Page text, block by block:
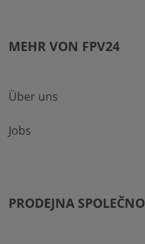
MEHR VON FPV24
Über uns
Jobs
PRODEJNA